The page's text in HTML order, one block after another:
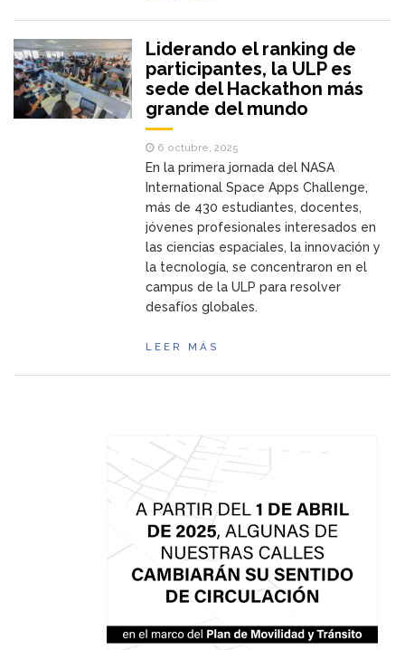
Liderando el ranking de
participantes, la ULP es
sede del Hackathon más
grande del mundo
6 octubre, 2025
En la primera jornada del NASA
International Space Apps Challenge,
más de 430 estudiantes, docentes,
jóvenes profesionales interesados en
las ciencias espaciales, la innovación y
la tecnología, se concentraron en el
campus de la ULP para resolver
desafíos globales.
LEER MÁS